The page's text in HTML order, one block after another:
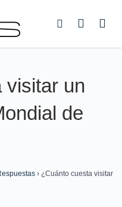
visitar un
de
› ¿Cuánto cuesta visitar